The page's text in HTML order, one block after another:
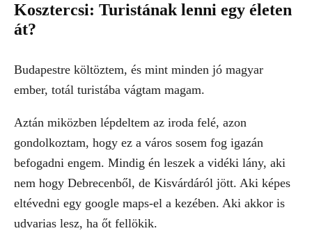
Kosztercsi: Turistának lenni egy életen
át?
Budapestre költöztem, és mint minden jó magyar
ember, totál turistába vágtam magam.
Aztán miközben lépdeltem az iroda felé, azon
gondolkoztam, hogy ez a város sosem fog igazán
befogadni engem. Mindig én leszek a vidéki lány, aki
nem hogy Debrecenből, de Kisvárdáról jött. Aki képes
eltévedni egy google maps-el a kezében. Aki akkor is
udvarias lesz, ha őt fellökik.